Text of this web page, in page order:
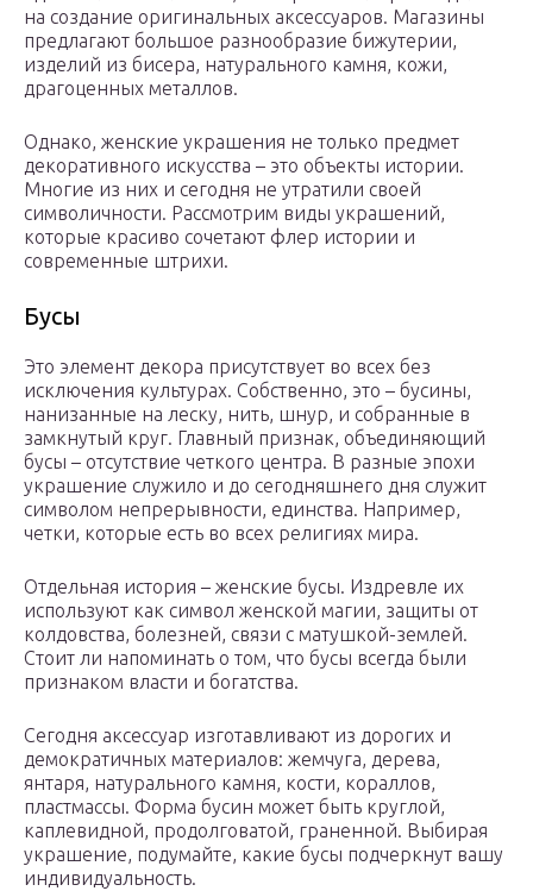
на создание оригинальных аксессуаров. Магазины
предлагают большое разнообразие бижутерии,
изделий из бисера, натурального камня, кожи,
драгоценных металлов.
Однако, женские украшения не только предмет
декоративного искусства – это объекты истории.
Многие из них и сегодня не утратили своей
символичности. Рассмотрим виды украшений,
которые красиво сочетают флер истории и
современные штрихи.
Бусы
Это элемент декора присутствует во всех без
исключения культурах. Собственно, это – бусины,
нанизанные на леску, нить, шнур, и собранные в
замкнутый круг. Главный признак, объединяющий
бусы – отсутствие четкого центра. В разные эпохи
украшение служило и до сегодняшнего дня служит
символом непрерывности, единства. Например,
четки, которые есть во всех религиях мира.
Отдельная история – женские бусы. Издревле их
используют как символ женской магии, защиты от
колдовства, болезней, связи с матушкой-землей.
Стоит ли напоминать о том, что бусы всегда были
признаком власти и богатства.
Сегодня аксессуар изготавливают из дорогих и
демократичных материалов: жемчуга, дерева,
янтаря, натурального камня, кости, кораллов,
пластмассы. Форма бусин может быть круглой,
каплевидной, продолговатой, граненной. Выбирая
украшение, подумайте, какие бусы подчеркнут вашу
индивидуальность.